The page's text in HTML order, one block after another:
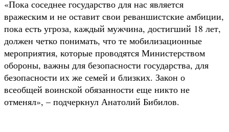
«Пока соседнее государство для нас является
вражеским и не оставит свои реваншистские амбиции,
пока есть угроза, каждый мужчина, достигший 18 лет,
должен четко понимать, что те мобилизационные
мероприятия, которые проводятся Министерством
обороны, важны для безопасности государства, для
безопасности их же семей и близких. Закон о
всеобщей воинской обязанности еще никто не
отменял», – подчеркнул Анатолий Бибилов.